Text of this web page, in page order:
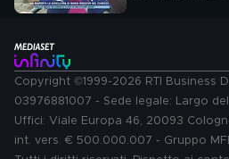
Copyright ©1999-2026 RTI Business
03976881007 - Sede legale: Largo
Uffici: Viale Europa 46, 20093
int. vers. € 500.000.007 - Gruppo